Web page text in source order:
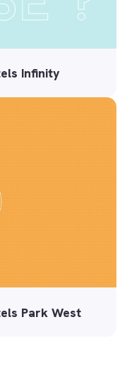
Infinity
Park West